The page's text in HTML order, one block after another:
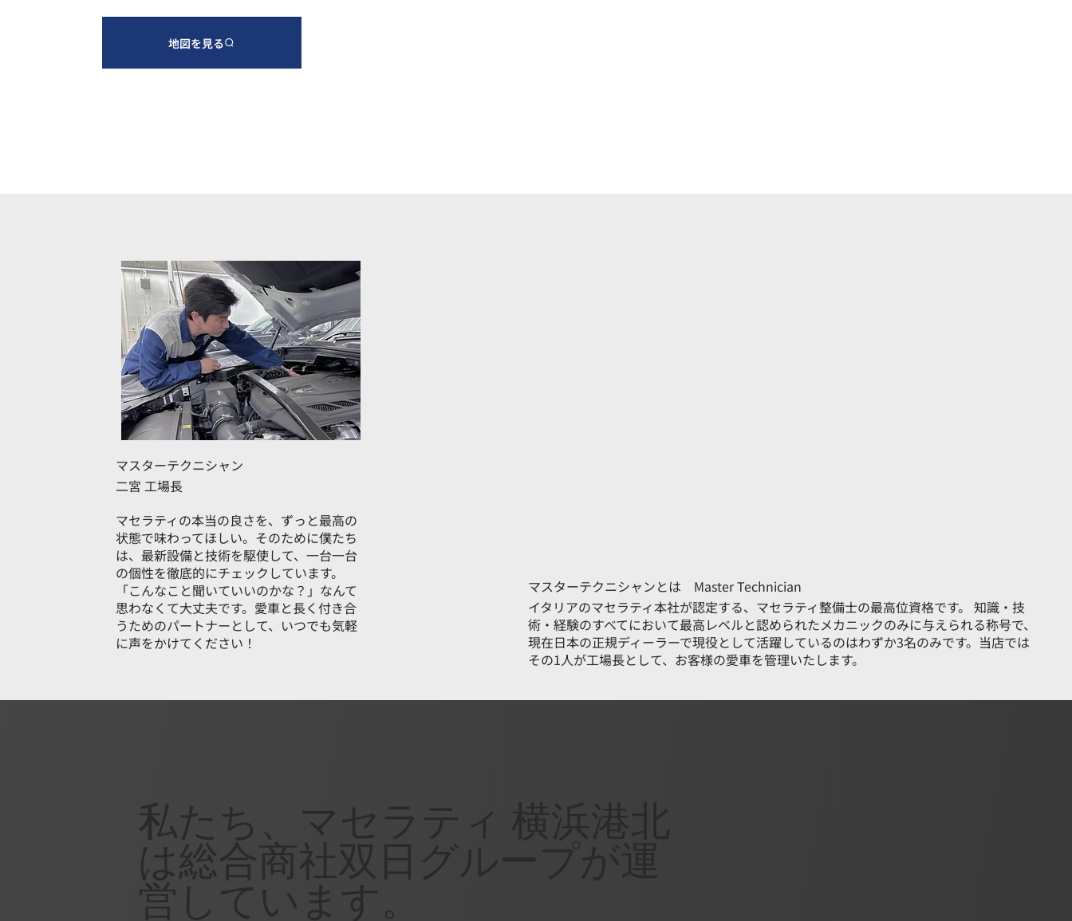
地図を見る
マスターテクニシャンとは Master Technician
イタリアのマセラティ本社が認定する、マセラティ整備士の最高位資格です。 知識・技
術・経験のすべてにおいて最高レベルと認められたメカニックのみに与えられる称号で、
現在日本の正規ディーラーで現役として活躍しているのはわずか3名のみです。当店では
その1人が工場長として、お客様の愛車を管理いたします。
マスターテクニシャン
二宮 工場長
マセラティの本当の良さを、ずっと最高の
状態で味わってほしい。そのために僕たち
は、最新設備と技術を駆使して、一台一台
の個性を徹底的にチェックしています。
「こんなこと聞いていいのかな？」なんて
思わなくて大丈夫です。愛車と長く付き合
うためのパートナーとして、いつでも気軽
に声をかけてください！
私たち、マセラティ 横浜港北
は総合商社双日グループが運
営しています。